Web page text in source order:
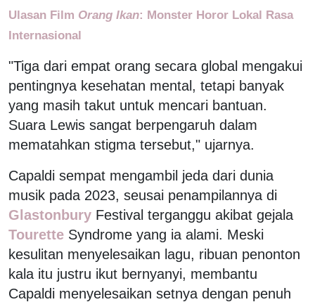
Ulasan Film Orang Ikan: Monster Horor Lokal Rasa
Internasional
"Tiga dari empat orang secara global mengakui
pentingnya kesehatan mental, tetapi banyak
yang masih takut untuk mencari bantuan.
Suara Lewis sangat berpengaruh dalam
mematahkan stigma tersebut," ujarnya.
Capaldi sempat mengambil jeda dari dunia
musik pada 2023, seusai penampilannya di
Glastonbury Festival terganggu akibat gejala
Tourette Syndrome yang ia alami. Meski
kesulitan menyelesaikan lagu, ribuan penonton
kala itu justru ikut bernyanyi, membantu
Capaldi menyelesaikan setnya dengan penuh